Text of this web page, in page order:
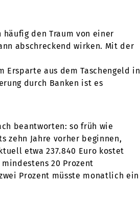
den Traum von einer
abschreckend wirken. Mit der
aus dem Taschengeld in
durch Banken ist es
beantworten: so früh wie
zehn Jahre vorher beginnen,
etwa 237.840 Euro kostet
20 Prozent
Prozent müsste monatlich ein